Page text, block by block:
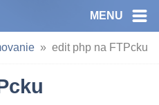
MENU
edit php na FTPcku